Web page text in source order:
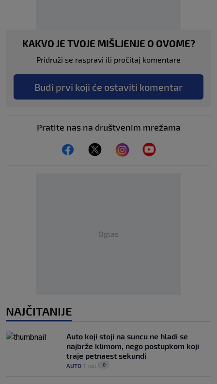
KAKVO JE TVOJE MIŠLJENJE O OVOME?
Pridruži se raspravi ili pročitaj komentare
Budi prvi koji će ostaviti komentar
Pratite nas na društvenim mrežama
Oglas
NAJČITANIJE
Auto koji stoji na suncu ne hladi se
najbrže klimom, nego postupkom koji
traje petnaest sekundi
AUTO 7. kol. 0